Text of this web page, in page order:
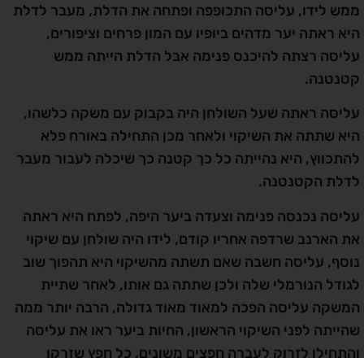
ממש לידו, עליסה התכופפה ופתחה את הדלת, מעבר לדלת
היא ראתה יער מדהים ביופיו עם המון פרחים וציפורים,
עליסה רצתה להיכנס פנימה אבל הדלת הייתה ממש
קטנטנה.
עליסה ראתה שעל השולחן היה בקבוק עם משקה כלשהו,
היא שתתה את השיקוי ולאחר מכן התחילה באורח פלא
להתכווץ, היא נהייתה כל כך קטנה כך שיכלה לעבור מעבר
לדלת הקטנטנה.
עליסה נכנסה פנימה וצעדה ביער היפה, לפתח היא ראתה
את הארנב שרדפה אחריו קודם, לידו היה שולחן עם שיקוי
נוסף, עליסה חשבה שאם תשתה מהשיקוי היא תהפוך שוב
לגודל הנורמלי שלה ולכן שתתה גם אותו, לאחר שתיית
המשקה עליסה הפכה למאוד מאוד גדולה, הרבה יותר ממה
שהייתה לפני השיקוי הראשון, החיות ביער ראו את עליסה
והתחילו לזרוק לעברה חפצים משונים, כל חפץ שזרקו